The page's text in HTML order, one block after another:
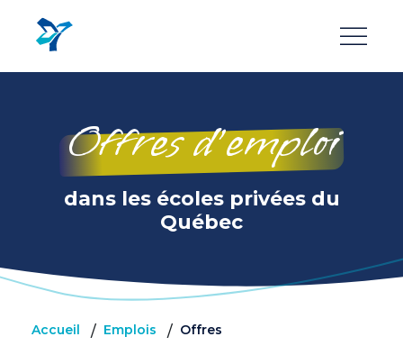
contenu
principal
Offres d’emploi
dans les écoles privées du
Québec
Accueil / Emplois / Offres